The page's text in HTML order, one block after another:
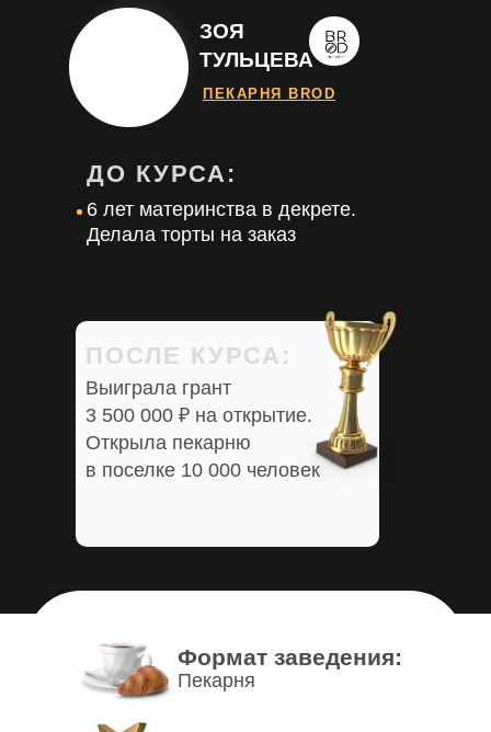
6 лет материнства в декрете.
Делала торты на заказ
ДО КУРСА:
ЗОЯ
ТУЛЬЦЕВА
ПЕКАРНЯ BROD
Выиграла грант
3 500 000 ₽ на открытие.
Открыла пекарню
в поселке 10 000 человек
ПОСЛЕ КУРСА:
Формат заведения:
Пекарня